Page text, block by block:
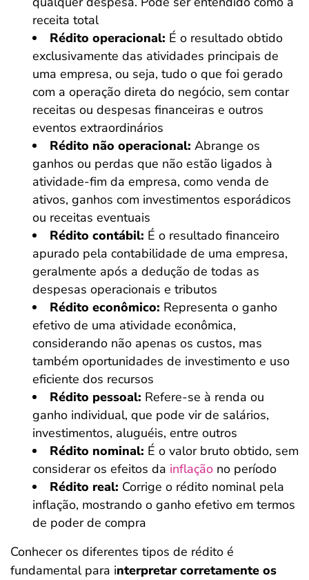
receita total
Rédito operacional: É o resultado obtido
exclusivamente das atividades principais de
uma empresa, ou seja, tudo o que foi gerado
com a operação direta do negócio, sem contar
receitas ou despesas financeiras e outros
eventos extraordinários
Rédito não operacional: Abrange os
ganhos ou perdas que não estão ligados à
atividade-fim da empresa, como venda de
ativos, ganhos com investimentos esporádicos
ou receitas eventuais
Rédito contábil: É o resultado financeiro
apurado pela contabilidade de uma empresa,
geralmente após a dedução de todas as
despesas operacionais e tributos
Rédito econômico: Representa o ganho
efetivo de uma atividade econômica,
considerando não apenas os custos, mas
também oportunidades de investimento e uso
eficiente dos recursos
Rédito pessoal: Refere-se à renda ou
ganho individual, que pode vir de salários,
investimentos, aluguéis, entre outros
Rédito nominal: É o valor bruto obtido, sem
considerar os efeitos da inflação no período
Rédito real: Corrige o rédito nominal pela
inflação, mostrando o ganho efetivo em termos
de poder de compra
Conhecer os diferentes tipos de rédito é
fundamental para interpretar corretamente os